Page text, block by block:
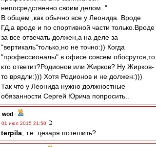
непосредственно своим делом. "
В общем ,как обычно все у Леонида. Вроде
ГД,а вроде и по спортивной части только.Вроде
за все отвечать должен,а на деле за
"вертикаль"только,но не точно:)) Когда
"профессионалы" в офисе совсем обосрутся,то
кто ответит?Родионов или Жирков? Ну Жирков-
то врядли:))) Хотя Родионов и не должен:)))
Так что у Леонида нужно должностные
обязанности Сергей Юрича попросить..
wod -
01 июл 2015 21:50
terpila , т.е. цезаря потешить?